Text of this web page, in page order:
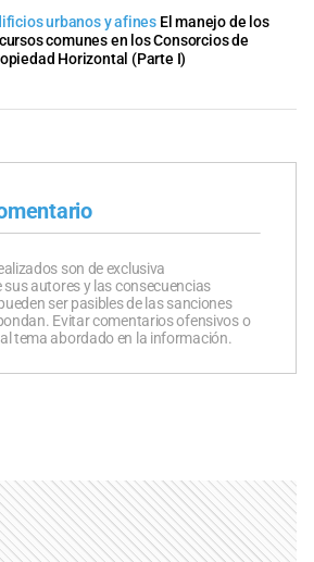
urbanos y afines El manejo de los
comunes en los Consorcios de
Horizontal (Parte I)
son de exclusiva
autores y las consecuencias
ser pasibles de las sanciones
Evitar comentarios ofensivos o
tema abordado en la información.